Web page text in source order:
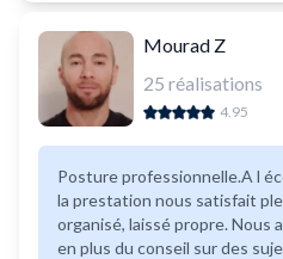
Mourad Z
25 réalisations
4.95
Posture professionnelle.A l
la prestation nous satisfait
organisé, laissé propre. Nous
en plus du conseil sur des